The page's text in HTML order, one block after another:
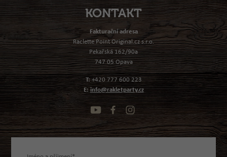
KONTAKT
Fakturační adresa
Raclette Point Original.cz s.r.o.
Pekařská 162/90a
747 05 Opava
T:+420 777 600 223
E:info@rakletparty.cz